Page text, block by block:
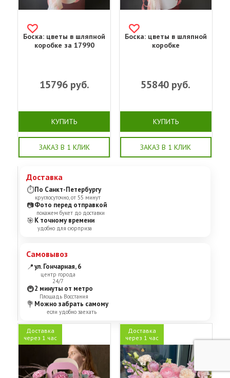
Боска: цветы в шляпной
коробке за 17990
15796руб.
КУПИТЬ
ЗАКАЗ В 1 КЛИК
Боска: цветы в шляпной
коробке
55840 руб.
КУПИТЬ
ЗАКАЗ В 1 КЛИК
Доставка
⏱По Санкт-Петербургу
круглосуточно, от 55 минут
📷Фото перед отправкой
покажем букет до доставки
🎯К точному времени
удобно для сюрприза
Самовывоз
📍ул. Гончарная, 6
центр города
24/7
🚇2 минуты от метро
Площадь Восстания
💐 Можно забрать самому
если удобно заехать
Доставка
через 1 час
Доставка
через 1 час